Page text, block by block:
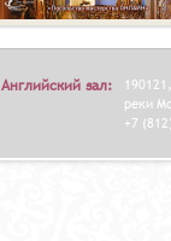
Английский зал:
реки
+7